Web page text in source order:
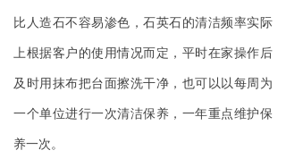
比人造石不容易渗色，石英石的清洁频率实际
上根据客户的使用情况而定，平时在家操作后
及时用抹布把台面擦洗干净，也可以以每周为
一个单位进行一次清洁保养，一年重点维护保
养一次。